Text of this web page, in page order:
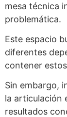
mesa técnica
problemática.
Este espacio
diferentes
contener
Sin embargo,
la articulación
resultados